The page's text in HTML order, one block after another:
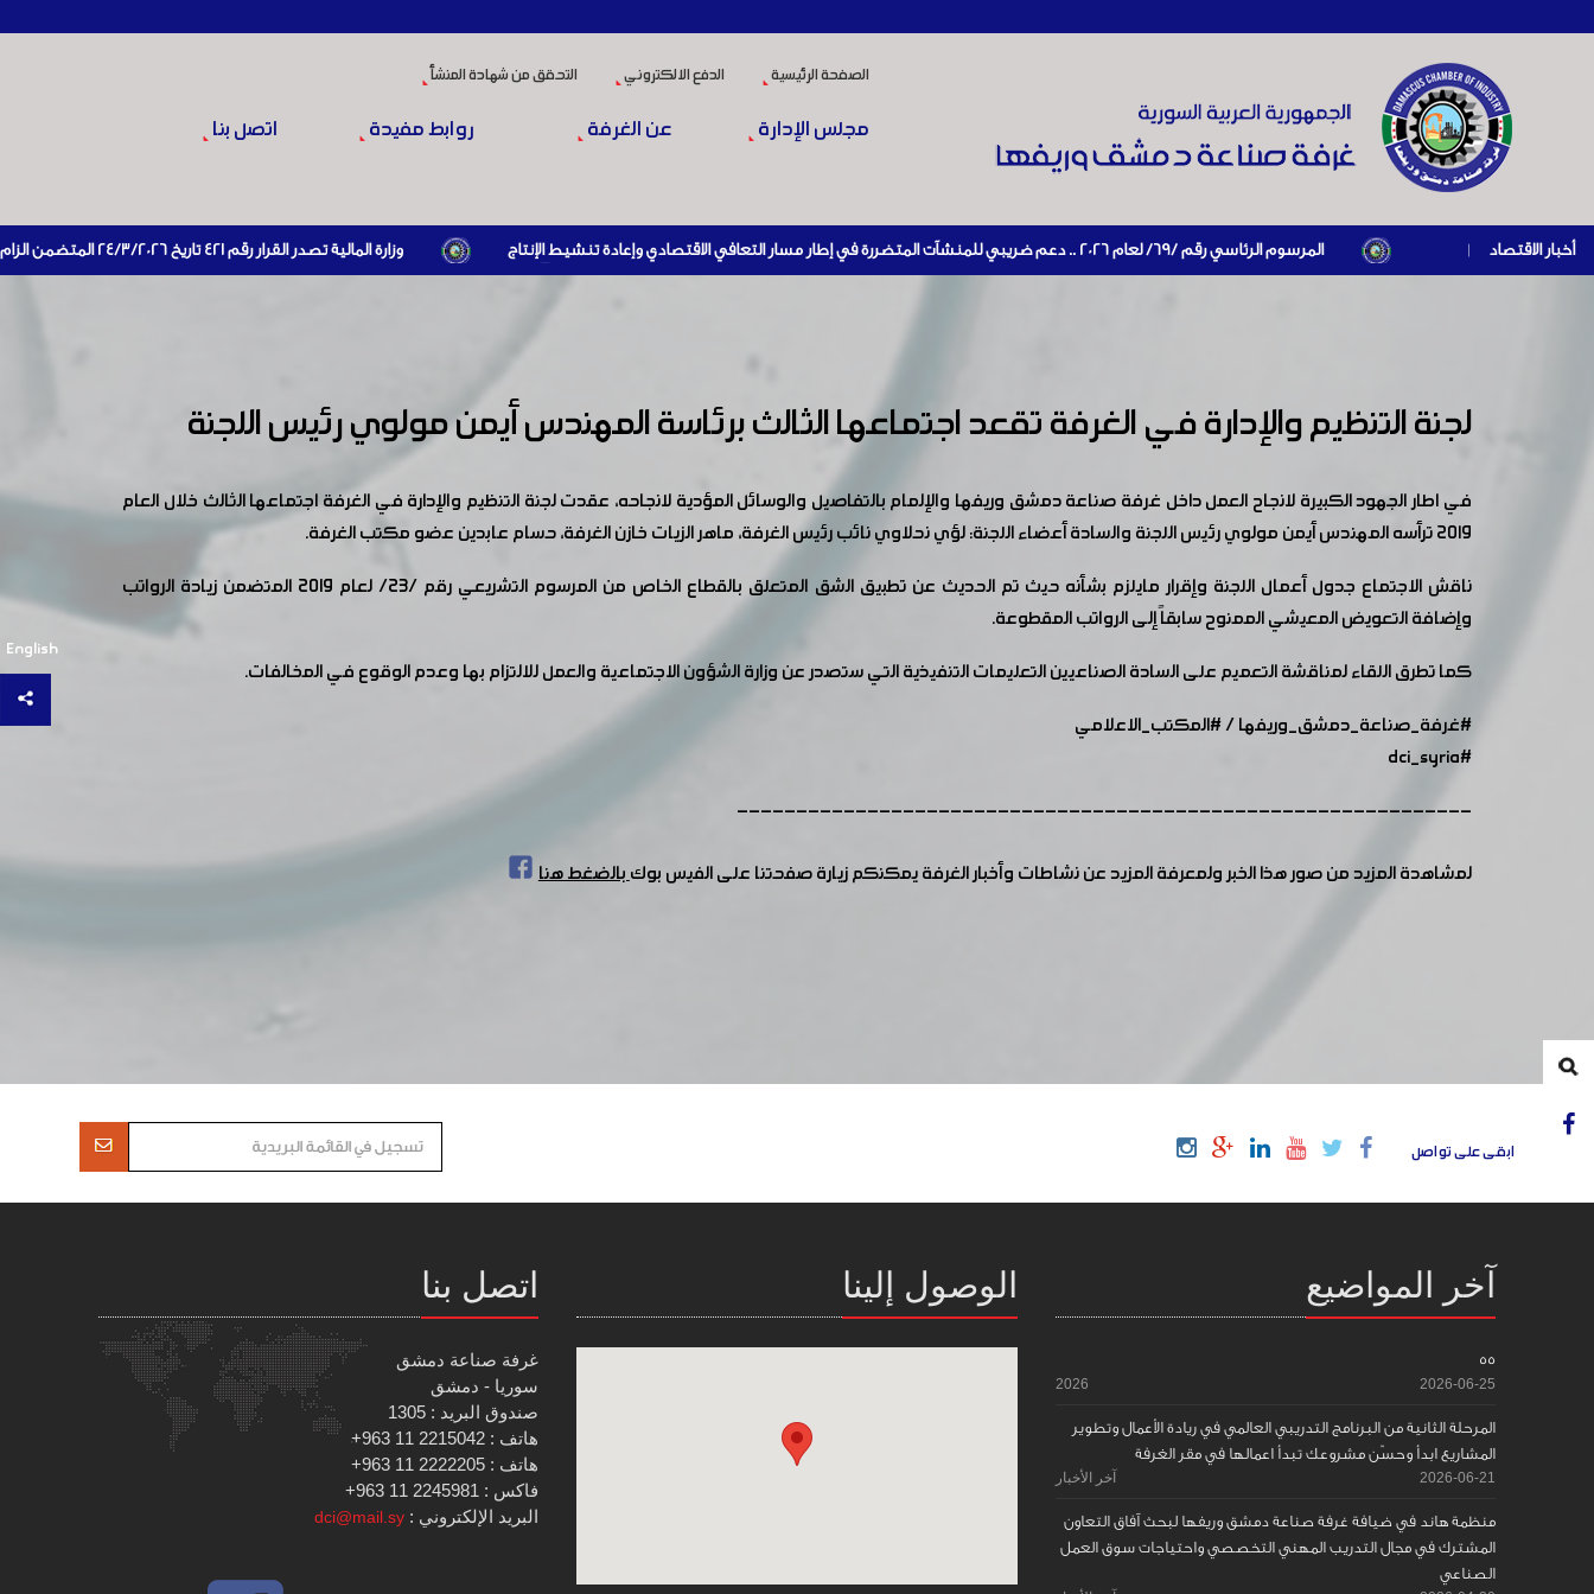
الصفحة الرئيسية الدفع الالكتروني التحقق من شهادة المنشأ
مجلس الإدارة عن الغرفة روابط مفيدة اتصل بنا
أخبار الاقتصاد | المرسوم الرئاسي رقم /69/ لعام 2026 .. دعم ضريبي للمنشآت المتضررة في إطار مسار التعافي الاقتصادي وإعادة تنشيط الإنتاج
وزارة المالية تصدر القرار رقم 421 تاريخ 24/3/2026 المتضمن الزام
المستوردين بإبراز براءة ذمة مالية سارية صادرة عن الهيئة العامة للضرائب والرسوم أو مديرياتها عند القيام بعمليات الاستيراد
استجابةً لتوصيات غرف الصناعة والتجارة حرصاً على الحد من ظاهرة المستورد
المؤسسة العامة للتأمينات الاجتماعية تعلمنا بعدم قبول أي معاملة لصناعي الا اذا أبرز صورة عن تسجيل الغرفة لنفس العام (تطلب لمرة واحدة )
وزارة الاقتصاد والصناعة تصدر نظام الاستثمار في
المدن الصناعية في سوريا ( رقم 432 تاريخ 18/6/2025 )
English
لجنة التنظيم والإدارة في الغرفة تقعد اجتماعها الثالث برئاسة المهندس أيمن مولوي رئيس اللجنة
في اطار الجهود الكبيرة لانجاح العمل داخل غرفة صناعة دمشق وريفها والإلمام بالتفاصيل والوسائل المؤدية لانجاحه، عقدت لجنة التنظيم والإدارة في الغرفة اجتماعها الثالث خلال العام
٢٠١٩ ترأسه المهندس أيمن مولوي رئيس اللجنة والسادة أعضاء اللجنة: لؤي نحلاوي نائب رئيس الغرفة، ماهر الزيات خازن الغرفة، حسام عابدين عضو مكتب الغرفة.
ناقش الاجتماع جدول أعمال اللجنة وإقرار مايلزم بشأنه حيث تم الحديث عن تطبيق الشق المتعلق بالقطاع الخاص من المرسوم التشريعي رقم /23/ لعام 2019 المتضمن زيادة الرواتب
وإضافة التعويض المعيشي الممنوح سابقاً إلى الرواتب المقطوعة.
كما تطرق اللقاء لمناقشة التعميم على السادة الصناعيين التعليمات التنفيذية التي ستصدر عن وزارة الشؤون الاجتماعية والعمل للالتزام بها وعدم الوقوع في المخالفات.
#غرفة_صناعة_دمشق_وريفها/#المكتب_الاعلامي
#dci_syria
--------------------------------------------------------------
لمشاهدة المزيد من صور هذا الخبر ولمعرفة المزيد عن نشاطات وأخبار الغرفة يمكنكم زيارة صفحتنا على الفيس بوكبالضغط هنا
ابقى على تواصل
آخر المواضيع
55
2026-06-25
2026
المرحلة الثانية من البرنامج التدريبي العالمي في ريادة الأعمال وتطوير
المشاريع ابدأ وحسّن مشروعك تبدأ اعمالها في مقر الغرفة
2026-06-21 آخر الأخبار
منظمة هاند في ضيافة غرفة صناعة دمشق وريفها لبحث آفاق التعاون
المشترك في مجال التدريب المهني التخصصي واحتياجات سوق العمل
الصناعي
الوصول إلينا اتصل بنا
غرفة صناعة دمشق
سوريا - دمشق
صندوق البريد : 1305
هاتف : 2215042 11 963+
هاتف : 2222205 11 963+
فاكس : 2245981 11 963+
البريد الإلكتروني : dci@mail.sy